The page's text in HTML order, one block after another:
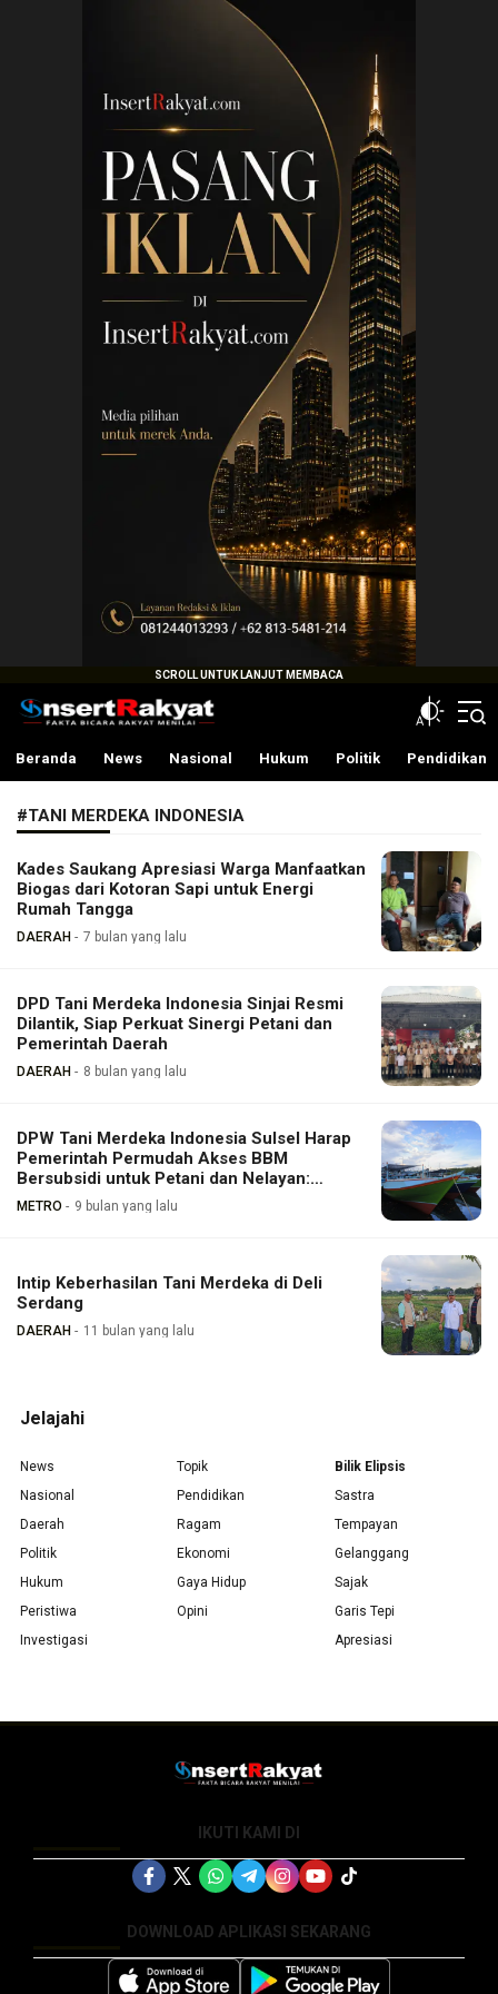
InsertRakyat.com
Fakta Bicara Rakyat Menilai
Beranda News Nasional Hukum Politik Pendidikan
#TANI MERDEKA INDONESIA
Kades Saukang Apresiasi Warga Manfaatkan
Biogas dari Kotoran Sapi untuk Energi
Rumah Tangga
DAERAH 7 bulan yang lalu
DPD Tani Merdeka Indonesia Sinjai Resmi
Dilantik, Siap Perkuat Sinergi Petani dan
Pemerintah Daerah
DAERAH 8 bulan yang lalu
DPW Tani Merdeka Indonesia Sulsel Harap
Pemerintah Permudah Akses BBM
Bersubsidi untuk Petani dan Nelayan:
Tongke Tongke!
METRO 9 bulan yang lalu
Intip Keberhasilan Tani Merdeka di Deli
Serdang
DAERAH 11 bulan yang lalu
Jelajahi
News
Nasional
Daerah
Politik
Hukum
Peristiwa
Investigasi
Topik
Pendidikan
Ragam
Ekonomi
Gaya Hidup
Opini
Bilik Elipsis
Sastra
Tempayan
Gelanggang
Sajak
Garis Tepi
Apresiasi
IKUTI KAMI DI
DOWNLOAD APLIKASI SEKARANG